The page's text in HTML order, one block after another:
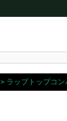
> ラップトップコ